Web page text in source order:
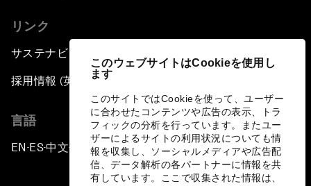
このウェブサイトはCookieを使用し
ます
このサイトではCookieを使って、ユーザー
に合わせたコンテンツや広告の表示、トラ
フィックの分析を行っています。またユー
ザーによるサイトの利用状況についても情
報を収集し、ソーシャルメディアや広告配
信、データ解析の各パートナーに情報を共
有しています。ここで収集された情報は、
リンク
サステナビリティへの取り組み
採用情報 (英語のみ)
言語
EN ▪ ES▪中文▪ 日本語